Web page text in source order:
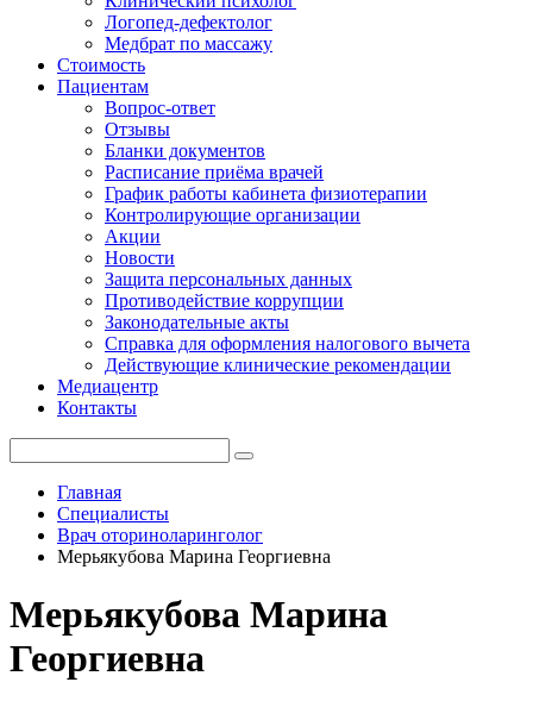
Логопед-дефектолог
Медбрат по массажу
Стоимость
Пациентам
Вопрос-ответ
Отзывы
Бланки документов
Расписание приёма врачей
График работы кабинета физиотерапии
Контролирующие организации
Акции
Новости
Защита персональных данных
Противодействие коррупции
Законодательные акты
Справка для оформления налогового вычета
Действующие клинические рекомендации
Медиацентр
Контакты
Главная
Специалисты
Врач оториноларинголог
Мерьякубова Марина Георгиевна
Мерьякубова Марина
Георгиевна